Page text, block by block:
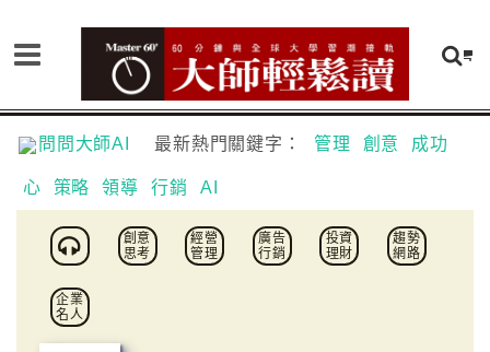
問問大師AI 最新熱門關鍵字： 管理 創意 成功
心 策略 領導 行銷 AI
創意
思考
經營
管理
廣告
行銷
投資
理財
趨勢
網路
企業
名人